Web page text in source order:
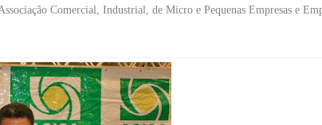
Comercial, Industrial, de Micro e Pequenas Empresas e